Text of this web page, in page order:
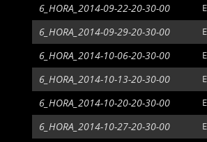
6_HORA_2014-09-22-20-30-00
6_HORA_2014-09-29-20-30-00
6_HORA_2014-10-06-20-30-00
6_HORA_2014-10-13-20-30-00
6_HORA_2014-10-20-20-30-00
6_HORA_2014-10-27-20-30-00